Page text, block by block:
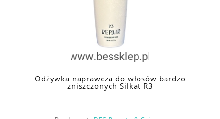
Odżywka naprawcza do włosów bardzo
zniszczonych Silkat R3